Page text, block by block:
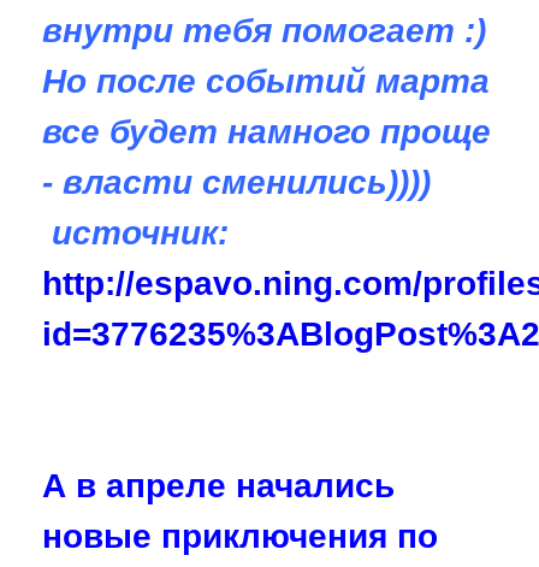
внутри тебя помогает :)
Но после событий марта
все будет намного проще
- власти сменились))))
источник:
http://espavo.ning.com/
А в апреле начались
новые приключения по